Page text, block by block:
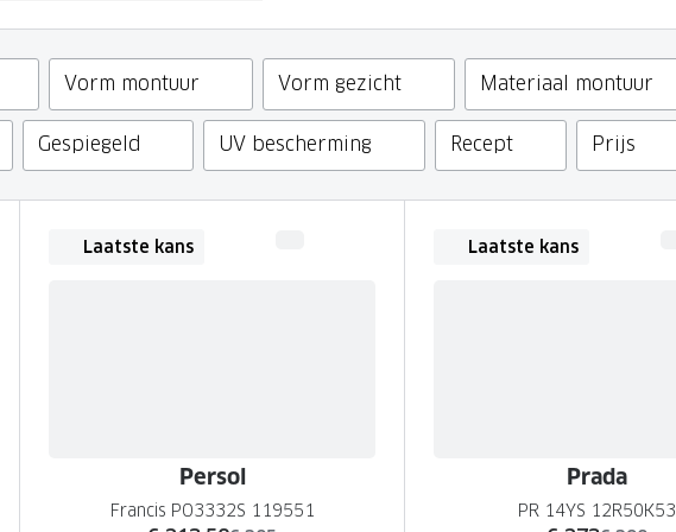
Alle merken
NIEUWE COLLECTIE
GrandOptical Zicht Plan
Alle merken
NIEUWE COLLECTIE
Vorm montuur Vorm gezicht Materiaal montuur
Gespiegeld UV bescherming Recept Prijs
Laatste kans
Persol
Francis PO3332S 119551
Laatste kans
Prada
PR 14YS 12R50K53